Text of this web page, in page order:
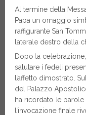
Al termine della
Papa un omaggio
raffigurante San
laterale destro della
Dopo la
salutare i fedeli
l’affetto dimostrato.
del Palazzo
ha ricordato le parole
l’invocazione finale